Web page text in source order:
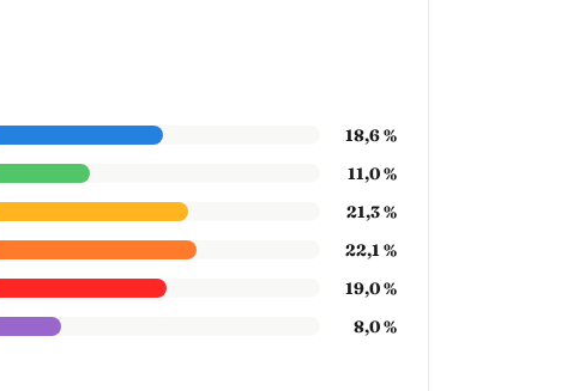
18,6 %
11,0 %
21,3 %
22,1 %
19,0 %
8,0 %